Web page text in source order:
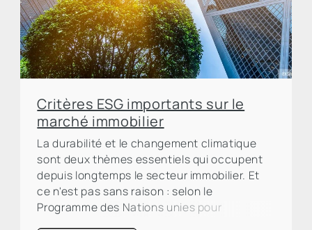
Critères ESG importants sur le
marché immobilier
La durabilité et le changement climatique
sont deux thèmes essentiels qui occupent
depuis longtemps le secteur immobilier. Et
ce n'est pas sans raison : selon le
Programme des Nations unies pour